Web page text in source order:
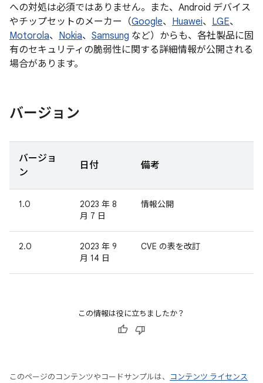
への対処は必須ではありません。また、Android デバイス
やチップセットのメーカー（Google、 Huawei、 LGE、
Motorola、 Nokia、 Samsung など）からも、各社製品に固
有のセキュリティの脆弱性に関する詳細情報が公開される
場合があります。
バージョン
バージョ
ン
日付 備考
1.0
2023 年 8
月 7 日
情報公開
2.0
2023 年 9
月 14 日
CVE の表を改訂
この情報は役に立ちましたか？
このページのコンテンツやコードサンプルは、
コンテンツ ライセンス